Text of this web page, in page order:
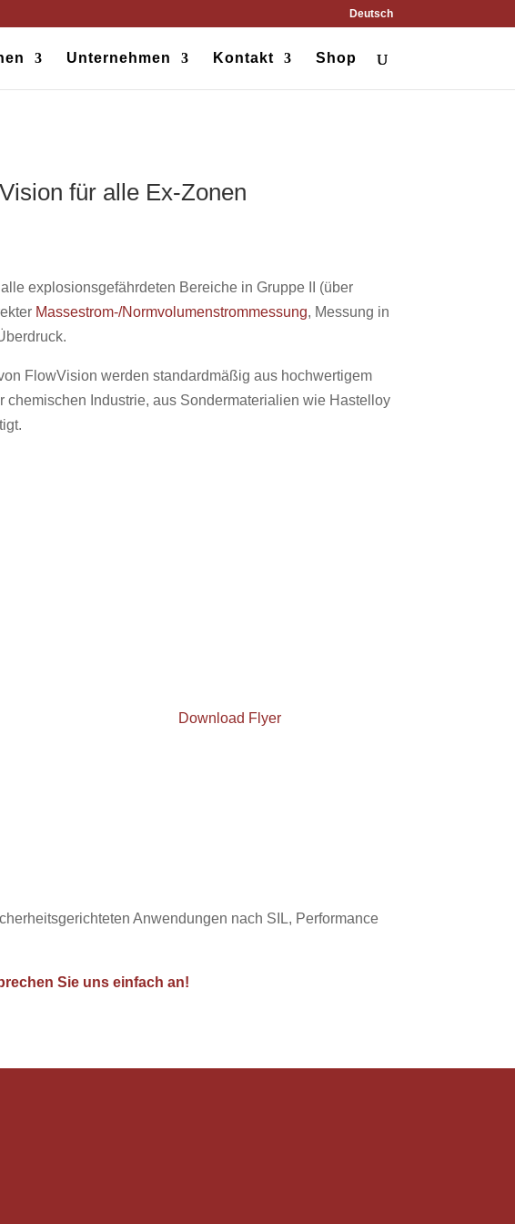
Deutsch
Unternehmen Kontakt Shop
für alle Ex-Zonen
explosionsgefährdeten Bereiche in Gruppe II (über
Massestrom-/Normvolumenstrommessung, Messung in
FlowVision werden standardmäßig aus hochwertigem
Industrie, aus Sondermaterialien wie Hastelloy
Download Flyer
Anwendungen nach SIL, Performance
Sie uns einfach an!